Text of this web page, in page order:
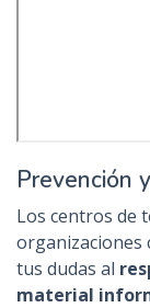
Prevención
Los centros de
organizaciones
tus dudas al
material